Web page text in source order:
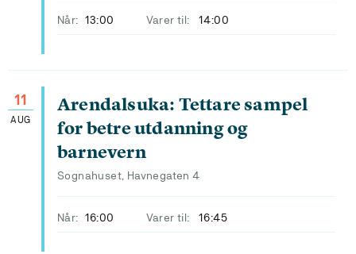
Når: 13:00 Varer til: 14:00
11
AUG
Arendalsuka: Tettare sampel
for betre utdanning og
barnevern
Sognahuset, Havnegaten 4
Når: 16:00 Varer til: 16:45